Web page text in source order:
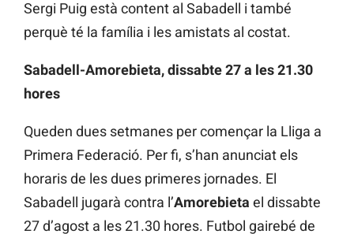
Sergi Puig està content al Sabadell i també
perquè té la família i les amistats al costat.
Sabadell-Amorebieta, dissabte 27 a les 21.30
hores
Queden dues setmanes per començar la Lliga a
Primera Federació. Per fi, s’han anunciat els
horaris de les dues primeres jornades. El
Sabadell jugarà contra l’Amorebieta el dissabte
27 d’agost a les 21.30 hores. Futbol gairebé de